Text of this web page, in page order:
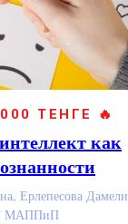
ТЕНГЕ 🔥
как
Ерлепесова Дамели
МАППиП